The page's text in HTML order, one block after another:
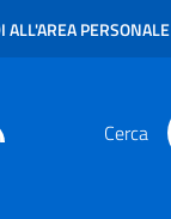
ALL'AREA PERSONALE
Cerca